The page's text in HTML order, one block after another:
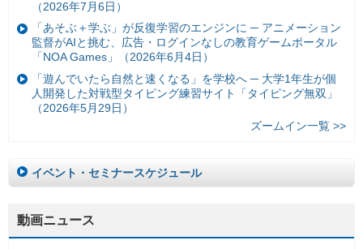
（2026年7月6日）
「あそぶ＋学ぶ」が反復学習のエンジンに ─ アニメーション
監督がAIと挑む、広告・ログインなしの教育ゲームポータル
「NOA Games」（2026年6月4日）
「遊んでいたら自然と速くなる」を学校へ ─ 大学1年生が個
人開発した対戦型タイピング練習サイト「タイピング無双」
（2026年5月29日）
ズームイン一覧 >>
イベント・セミナースケジュール
動画ニュース